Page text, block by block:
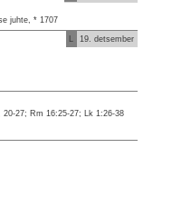
juhte, * 1707
L
19. detsember
27; Rm 16:25-27; Lk 1:26-38